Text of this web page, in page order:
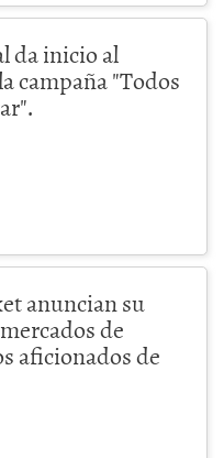
da inicio al
campaña "Todos
anuncian su
de
aficionados de